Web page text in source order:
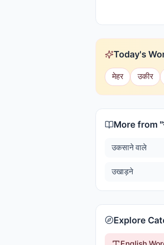
Today's
मेहर उकीर
More from "
उकसाने वाले
उखाड़ने
Explore